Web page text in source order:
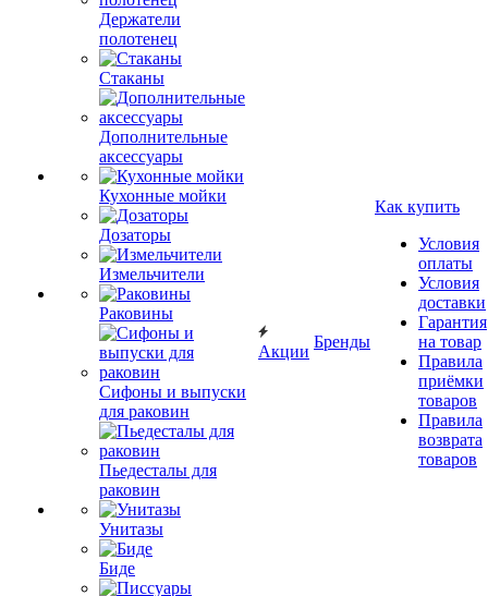
Держатели
полотенец
Стаканы
Дополнительные
аксессуары
Кухонные мойки
Дозаторы
Измельчители
Раковины
Сифоны и выпуски
для раковин
Пьедесталы для
раковин
Унитазы
Биде
Акции
Бренды
Как купить
Условия
оплаты
Условия
доставки
Гарантия
на товар
Правила
приёмки
товаров
Правила
возврата
товаров